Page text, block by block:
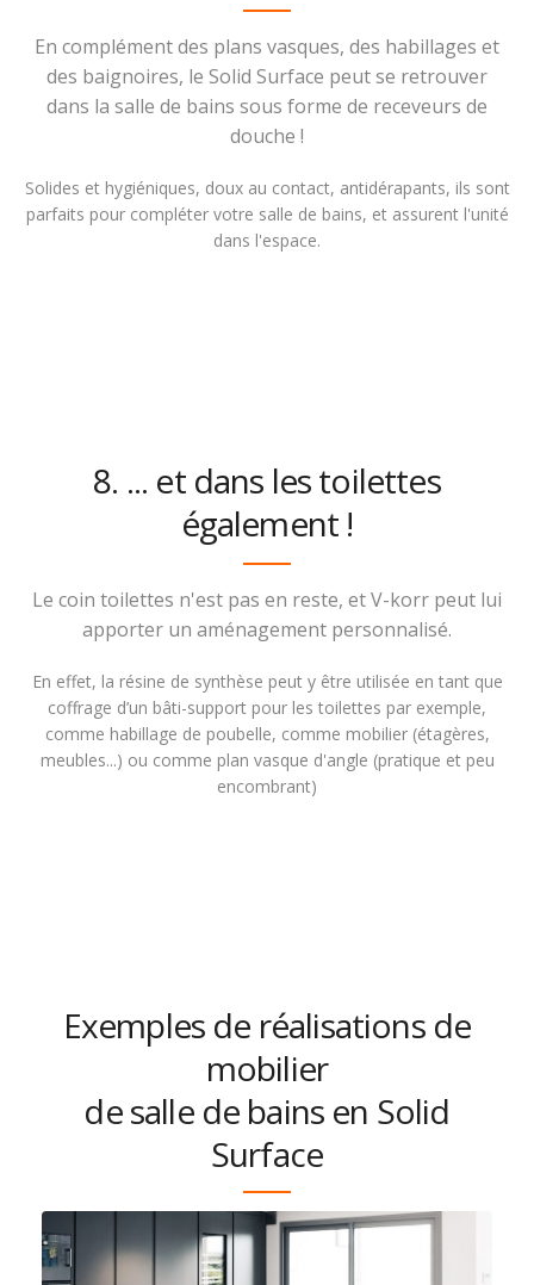
En complément des plans vasques, des habillages et
des baignoires, le Solid Surface peut se retrouver
dans la salle de bains sous forme de receveurs de
douche !
Solides et hygiéniques, doux au contact, antidérapants, ils sont
parfaits pour compléter votre salle de bains, et assurent l'unité
dans l'espace.
8. ... et dans les toilettes
également !
Le coin toilettes n'est pas en reste, et V-korr peut lui
apporter un aménagement personnalisé.
En effet, la résine de synthèse peut y être utilisée en tant que
coffrage d’un bâti-support pour les toilettes par exemple,
comme habillage de poubelle, comme mobilier (étagères,
meubles...) ou comme plan vasque d'angle (pratique et peu
encombrant)
Exemples de réalisations de
mobilier
de salle de bains en Solid
Surface